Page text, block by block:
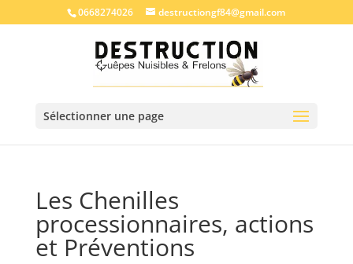
0668274026 destructiongf84@gmail.com
Sélectionner une page
Les Chenilles
processionnaires, actions
et Préventions